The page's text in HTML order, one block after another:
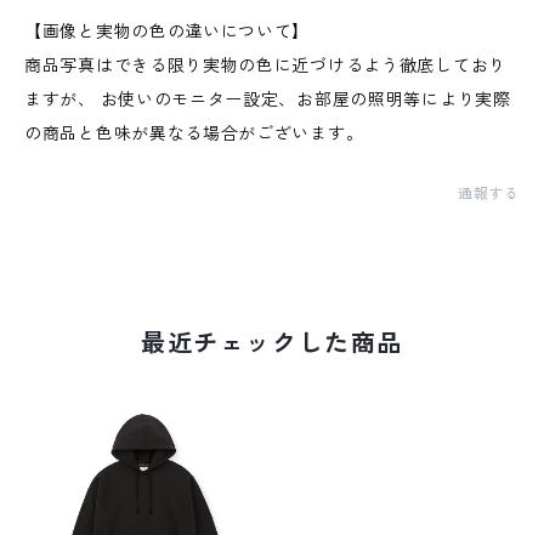
【画像と実物の色の違いについて】
商品写真はできる限り実物の色に近づけるよう徹底しており
ますが、 お使いのモニター設定、お部屋の照明等により実際
の商品と色味が異なる場合がございます。
通報する
最近チェックした商品